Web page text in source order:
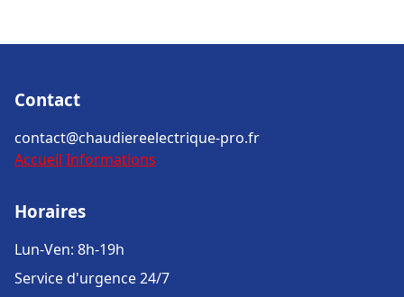
Contact
contact@chaudiereelectrique-pro.fr
Accueil Informations
Horaires
Lun-Ven: 8h-19h
Service d'urgence 24/7